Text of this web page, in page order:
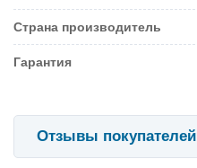
Страна производитель
Гарантия
Отзывы покупателей